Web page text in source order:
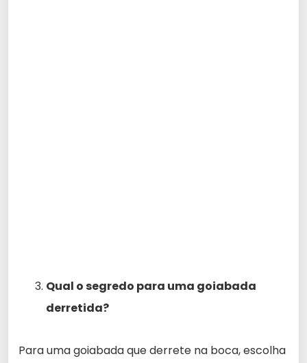
Qual o segredo para uma goiabada
derretida?
Para uma goiabada que derrete na boca, escolha